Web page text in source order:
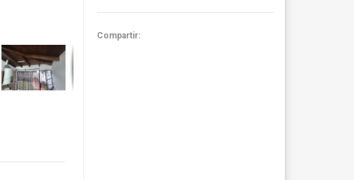
Compartir: